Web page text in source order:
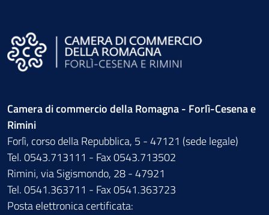
Camera di commercio della Romagna - Forlì-Cesena e
Rimini
Forlì, corso della Repubblica, 5 - 47121 (sede legale)
Tel. 0543.713111 - Fax 0543.713502
Rimini, via Sigismondo, 28 - 47921
Tel. 0541.363711 - Fax 0541.363723
Posta elettronica certificata: